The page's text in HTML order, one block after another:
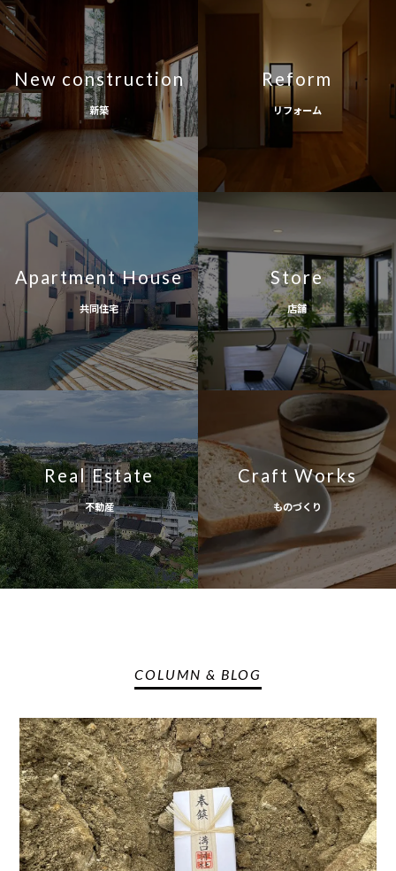
New construction
新築
Reform
リフォーム
Apartment House
共同住宅
Store
店舗
Real Estate
不動産
Craft Works
ものづくり
COLUMN & BLOG